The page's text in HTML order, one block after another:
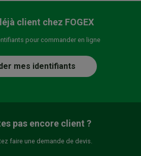
client chez FOGEX
pour commander en ligne
mes identifiants
pas encore client ?
faire une demande de devis.